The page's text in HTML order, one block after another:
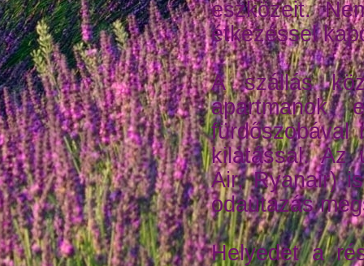
eszközeit.
étkezéssel
A szállás
apartmanok
fürdőszobával
kilátással. Az
Air, Ryanair)
odautazás
Helyedet a